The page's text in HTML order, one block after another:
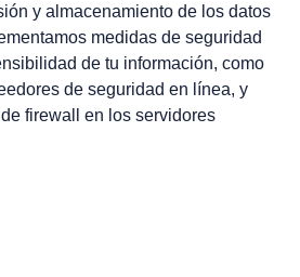
y almacenamiento de los datos
medidas de seguridad
de tu información, como
de seguridad en línea, y
firewall en los servidores